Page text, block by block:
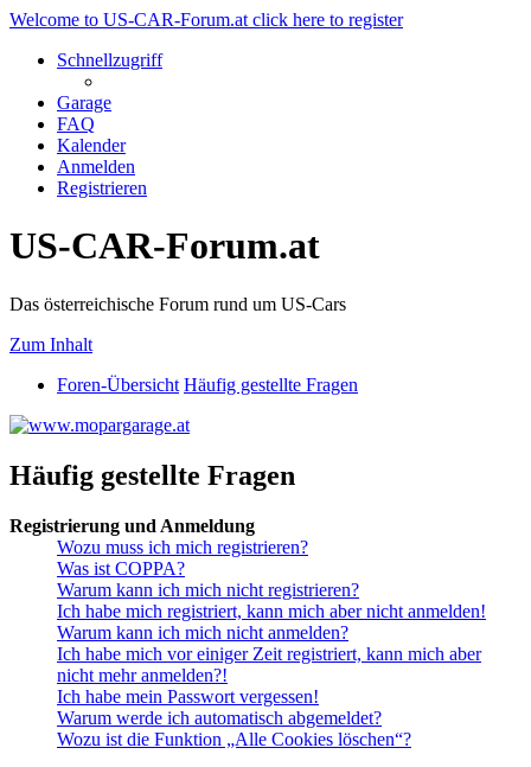
Welcome to US-CAR-Forum.at click here to register
Schnellzugriff
Garage
FAQ
Kalender
Anmelden
Registrieren
US-CAR-Forum.at
Das österreichische Forum rund um US-Cars
Zum Inhalt
Foren-Übersicht Häufig gestellte Fragen
Häufig gestellte Fragen
Registrierung und Anmeldung
Wozu muss ich mich registrieren?
Was ist COPPA?
Warum kann ich mich nicht registrieren?
Ich habe mich registriert, kann mich aber nicht anmelden!
Warum kann ich mich nicht anmelden?
Ich habe mich vor einiger Zeit registriert, kann mich aber
nicht mehr anmelden?!
Ich habe mein Passwort vergessen!
Warum werde ich automatisch abgemeldet?
Wozu ist die Funktion „Alle Cookies löschen“?